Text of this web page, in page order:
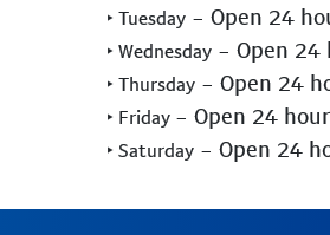
‣ Tuesday - Open 24
‣ Wednesday - Open 24
‣ Thursday - Open 24
‣ Friday - Open 24
‣ Saturday - Open 24